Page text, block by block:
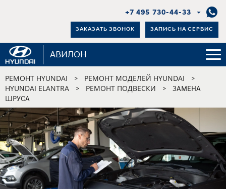
+7 495 730-44-33
ЗАКАЗАТЬ ЗВОНОК ЗАПИСЬ НА СЕРВИС
АВИЛОН
РЕМОНТ HYUNDAI > РЕМОНТ МОДЕЛЕЙ HYUNDAI >
HYUNDAI ELANTRA > РЕМОНТ ПОДВЕСКИ >
ЗАМЕНА
ШРУСА